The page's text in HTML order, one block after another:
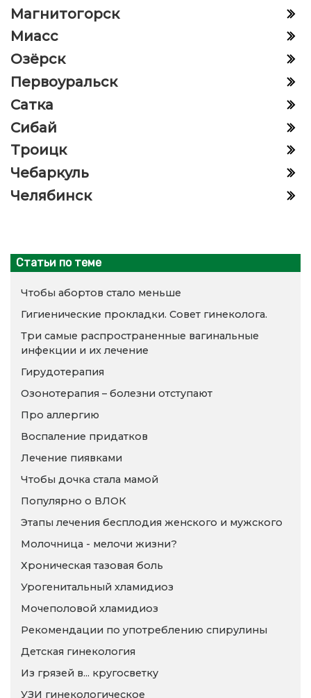
Магнитогорск
Миасс
Озёрск
Первоуральск
Сатка
Сибай
Троицк
Чебаркуль
Челябинск
Статьи по теме
Чтобы абортов стало меньше
Гигиенические прокладки. Совет гинеколога.
Три самые распространенные вагинальные
инфекции и их лечение
Гирудотерапия
Озонотерапия – болезни отступают
Про аллергию
Воспаление придатков
Лечение пиявками
Чтобы дочка стала мамой
Популярно о ВЛОК
Этапы лечения бесплодия женского и мужского
Молочница - мелочи жизни?
Хроническая тазовая боль
Урогенитальный хламидиоз
Мочеполовой хламидиоз
Рекомендации по употреблению спирулины
Детская гинекология
Из грязей в... кругосветку
УЗИ гинекологическое